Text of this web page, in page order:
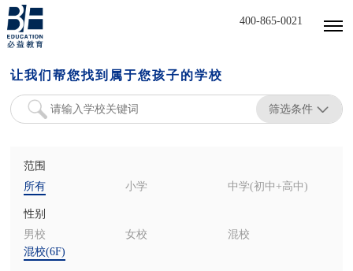
400-865-0021
让我们帮您找到属于您孩子的学校
筛选条件
范围
所有
小学 中学(初中+高中)
性别
男校
女校
混校
混校(6F)